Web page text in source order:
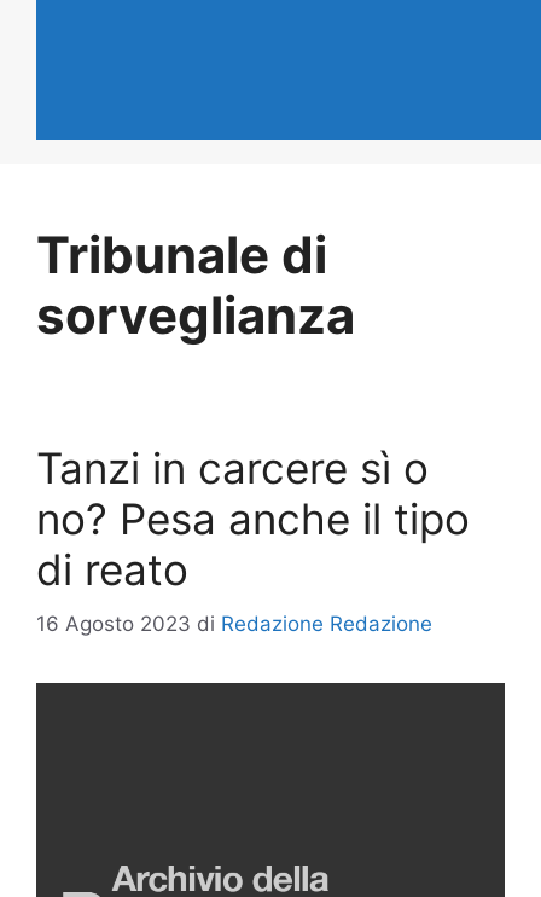
Tribunale di
sorveglianza
Tanzi in carcere sì o
no? Pesa anche il tipo
di reato
16 Agosto 2023 di Redazione Redazione